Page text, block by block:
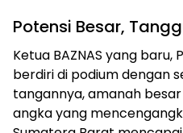
Potensi Besar,
Ketua BAZNAS yang baru,
berdiri di podium dengan
tangannya, amanah
angka yang